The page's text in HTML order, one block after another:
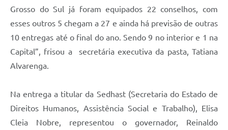
Grosso do Sul já foram equipados 22 conselhos, com
esses outros 5 chegam a 27 e ainda há previsão de outras
10 entregas até o final do ano. Sendo 9 no interior e 1 na
Capital”, frisou a secretária executiva da pasta, Tatiana
Alvarenga.
Na entrega a titular da Sedhast (Secretaria do Estado de
Direitos Humanos, Assistência Social e Trabalho), Elisa
Cleia Nobre, representou o governador, Reinaldo